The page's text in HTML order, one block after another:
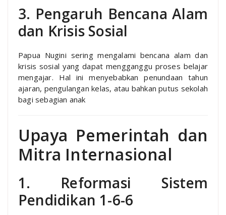
3. Pengaruh Bencana Alam
dan Krisis Sosial
Papua Nugini sering mengalami bencana alam dan
krisis sosial yang dapat mengganggu proses belajar
mengajar. Hal ini menyebabkan penundaan tahun
ajaran, pengulangan kelas, atau bahkan putus sekolah
bagi sebagian anak
Upaya Pemerintah dan
Mitra Internasional
1. Reformasi Sistem
Pendidikan 1-6-6